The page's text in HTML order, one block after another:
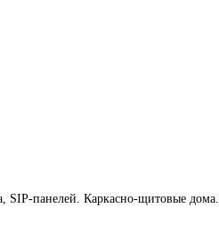
SIP-панелей. Каркасно-щитовые дома.